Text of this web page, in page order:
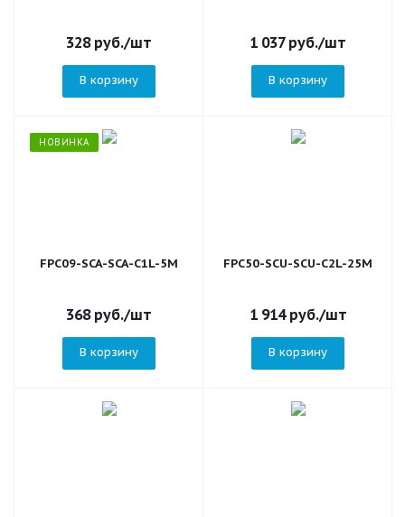
328руб./шт
В корзину
1 037руб./шт
В корзину
НОВИНКА
FPC09-SCA-SCA-C1L-5M
368руб./шт
В корзину
FPC50-SCU-SCU-C2L-25M
1 914руб./шт
В корзину